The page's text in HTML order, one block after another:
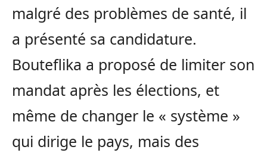
malgré des problèmes de santé, il
a présenté sa candidature.
Bouteflika a proposé de limiter son
mandat après les élections, et
même de changer le « système »
qui dirige le pays, mais des